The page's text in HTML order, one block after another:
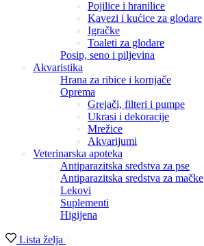
Pojilice i hranilice
Kavezi i kućice za glodare
Igračke
Toaleti za glodare
Posip, seno i piljevina
Akvaristika
Hrana za ribice i kornjače
Oprema
Grejači, filteri i pumpe
Ukrasi i dekoracije
Mrežice
Akvarijumi
Veterinarska apoteka
Antiparazitska sredstva za pse
Antiparazitska sredstva za mačke
Lekovi
Suplementi
Higijena
Lista želja 0